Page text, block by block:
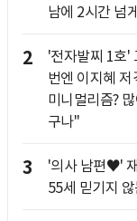
남에 2시간 넘
2
'전자발찌 1호'
번엔 이지혜 저
미니멀리즘?
구나"
3
'의사 남편♥'
55세 믿기지